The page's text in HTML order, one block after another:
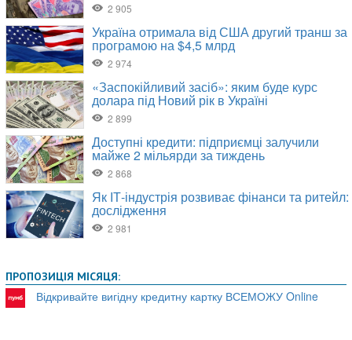
ПРОПОЗИЦІЯ МІСЯЦЯ:
Відкривайте вигідну кредитну картку ВСЕМОЖУ Online